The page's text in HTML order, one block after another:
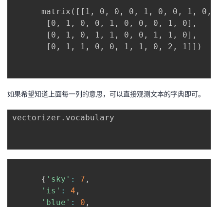
matrix([[1, 0, 0, 0, 1, 0, 0, 1, 0,
       [0, 1, 0, 0, 1, 0, 0, 0, 1, 0],
       [0, 1, 0, 1, 1, 0, 0, 1, 1, 0],
       [0, 1, 1, 0, 0, 1, 1, 0, 2, 1]])
如果希望知道上面每一列的意思，可以直接观测文本的字典即可。
{ 'sky' : 7 ,
'is' : 4 ,
'blue' : 0 ,